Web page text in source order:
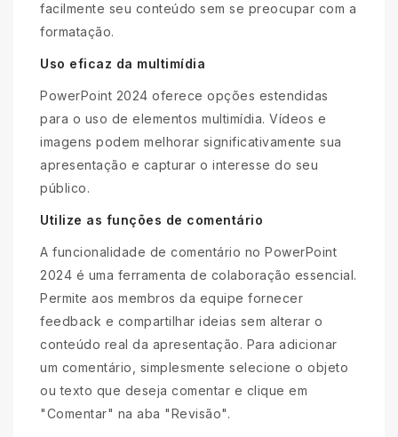
facilmente seu conteúdo sem se preocupar com a
formatação.
Uso eficaz da multimídia
PowerPoint 2024 oferece opções estendidas
para o uso de elementos multimídia. Vídeos e
imagens podem melhorar significativamente sua
apresentação e capturar o interesse do seu
público.
Utilize as funções de comentário
A funcionalidade de comentário no PowerPoint
2024 é uma ferramenta de colaboração essencial.
Permite aos membros da equipe fornecer
feedback e compartilhar ideias sem alterar o
conteúdo real da apresentação. Para adicionar
um comentário, simplesmente selecione o objeto
ou texto que deseja comentar e clique em
"Comentar" na aba "Revisão".